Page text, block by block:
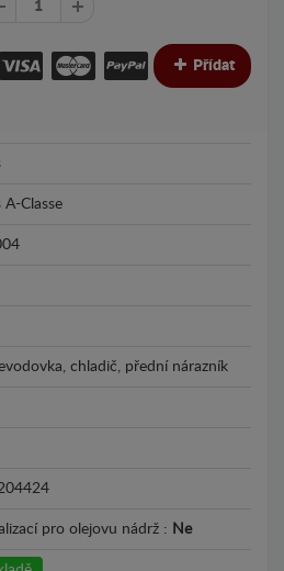
Přídat
A-Classe
chladič, přední nárazník
pro olejovu nádrž : Ne